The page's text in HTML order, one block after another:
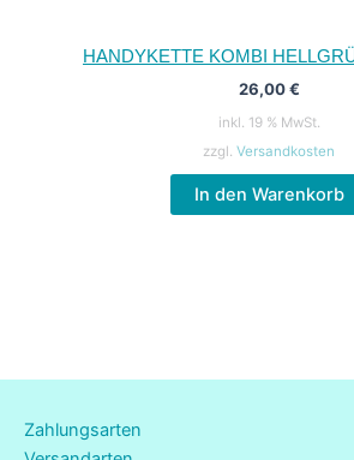
HANDYKETTE KOMBI
26,00€
inkl. 19 % MwSt.
zzgl. Versandkosten
In den Warenkorb
Zahlungsarten